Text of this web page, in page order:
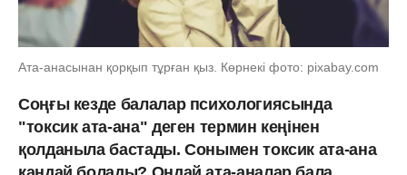
Ата-анасынан қорқып тұрған қыз. Көрнекі фото: pixabay.com
Соңғы кезде балалар психологиясында
"токсик ата-ана" деген термин кеңінен
қолданыла бастады. Сонымен токсик ата-ана